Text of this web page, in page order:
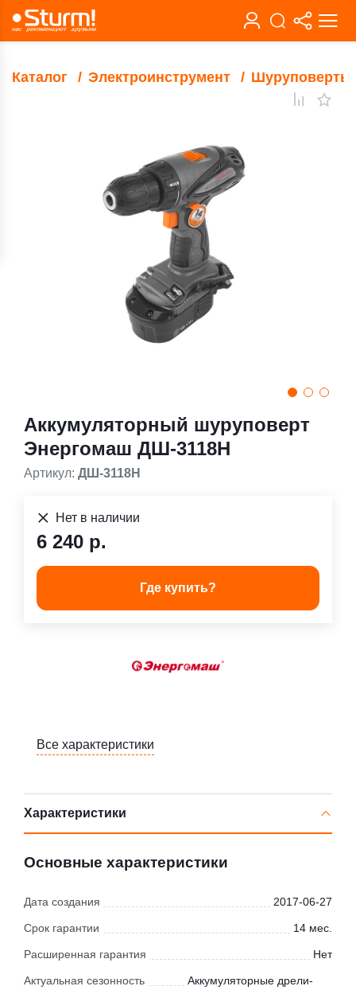
Каталог Электроинструмент Шуруповерты
Аккумуляторный шуруповерт
Энергомаш ДШ-3118Н
Артикул: ДШ-3118Н
Нет в наличии
6 240 р.
Где купить?
Все характеристики
Характеристики
Основные характеристики
Дата создания 2017-06-27
Срок гарантии 14 мес.
Расширенная гарантия Нет
Актуальная сезонность
Аккумуляторные дрели-